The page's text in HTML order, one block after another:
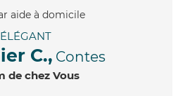
ÉLÉGANT
C., Contes
de chez Vous